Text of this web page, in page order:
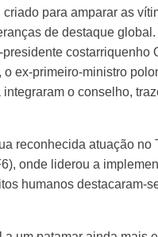
para amparar as
de destaque
costarriquenho
ex-primeiro-ministro
o conselho,
reconhecida atuação
onde liderou a
humanos destacaram-